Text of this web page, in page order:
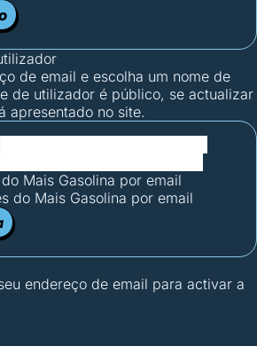
de email e escolha um nome de
de utilizador é público, se actualizar
apresentado no site.
Mais Gasolina por email
do Mais Gasolina por email
endereço de email para activar a